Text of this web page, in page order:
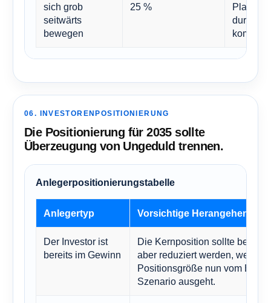
sich grob
seitwärts
bewegen
25 %
durch
06. INVESTORENPOSITIONIERUNG
Die Positionierung für 2035 sollte
Überzeugung von Ungeduld trennen.
Anlegerpositionierungstabelle
Anlegertyp Vorsichtige
Der Investor ist
bereits im Gewinn
Die Kernposition sollte
aber reduziert werden, wenn
Positionsgröße nun vom
Szenario ausgeht.